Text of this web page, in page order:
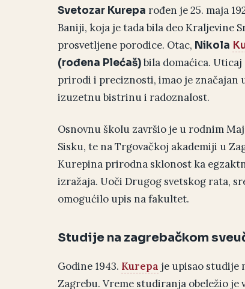
Svetozar Kurepa rođen je 25. maja
Baniji, koja je tada bila deo Kraljevine
prosvetljene porodice. Otac, Nikola
(rođena Plećaš)bila domaćica.
prirodi i preciznosti, imao je značajan
izuzetnu bistrinu i radoznalost.
Osnovnu školu završio je u rodnim
Sisku, te na Trgovačkoj akademiji u
Kurepina prirodna sklonost ka
izražaja. Uoči Drugog svetskog rata,
omogućilo upis na fakultet.
Studije na zagrebačkom
Godine 1943. Kurepa je upisao studije
Zagrebu. Vreme studiranja obeležio